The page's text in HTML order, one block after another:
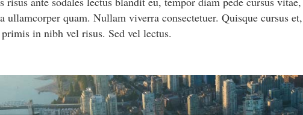
ullamcorper quam. Nullam viverra consectetuer. Quisque cursus
in nibh vel risus. Sed vel lectus.